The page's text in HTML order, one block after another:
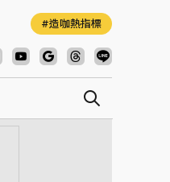
造咖熱指標